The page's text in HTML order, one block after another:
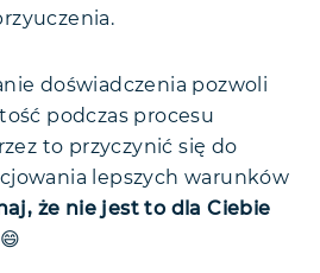
doświadczenia pozwoli
podczas procesu
to przyczynić się do
lepszych warunków
że nie jest to dla Ciebie
😄